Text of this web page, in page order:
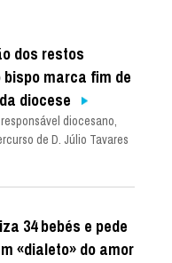
dos restos
marca fim de
diocese
diocesano,
de D. Júlio Tavares
34 bebés e pede
«dialeto» do amor